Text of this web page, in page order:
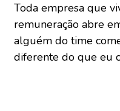
Toda empresa que
remuneração abre
alguém do time
diferente do que eu